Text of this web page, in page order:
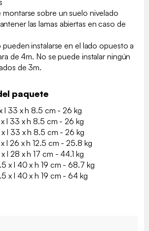
montarse sobre un suelo nivelado
las lamas abiertas en caso de
pueden instalarse en el lado opuesto a
de 4m. No se puede instalar ningún
de 3m.
paquete
l 33 x h 8.5 cm - 26 kg
l 33 x h 8.5 cm - 26 kg
l 33 x h 8.5 cm - 26 kg
l 26 x h 12.5 cm - 25.8 kg
l 28 x h 17 cm - 44.1 kg
x l 40 x h 19 cm - 68.7 kg
x l 40 x h 19 cm - 64 kg